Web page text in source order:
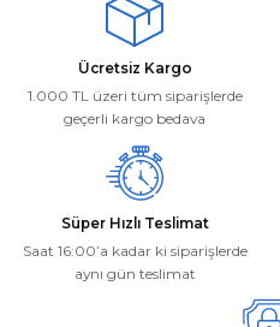
Ürün açıklamasında eksik
Ürün bilgilerinde hatalar
Ürün fiyatı diğer sitelerden daha
Bu ürüne benzer farklı
Deneyimini Paylaş
Ücretsiz Kargo
1.000 TL üzeri tüm siparişlerde
geçerli kargo bedava
Süper Hızlı Teslimat
Saat 16:00’a kadar ki siparişlerde
aynı gün teslimat